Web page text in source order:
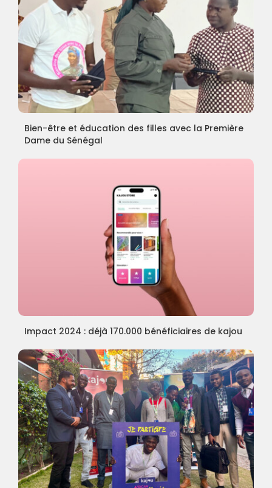
Bien-être et éducation des filles avec la Première
Dame du Sénégal
Impact 2024 : déjà 170.000 bénéficiaires de kajou